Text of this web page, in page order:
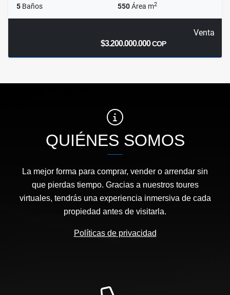
5 Baños 550Área m2
Venta
$3.200.000.000COP
QUIÉNES SOMOS
La mejor forma para comprar, vender o arrendar sin
que pierdas tiempo. Gracias a nuestros toures
virtuales, tendrás una experiencia inmersiva de cada
propiedad antes de visitarla.
Políticas de privacidad